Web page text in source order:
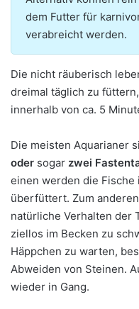
dem Futter für
verabreicht werden.
Die nicht räuberisch
dreimal täglich zu
innerhalb von ca. 5
Die meisten Aquarianer
oder sogar zwei
einen werden die
überfüttert. Zum
natürliche Verhalten der
ziellos im Becken zu
Häppchen zu warten,
Abweiden von Steinen.
wieder in Gang.